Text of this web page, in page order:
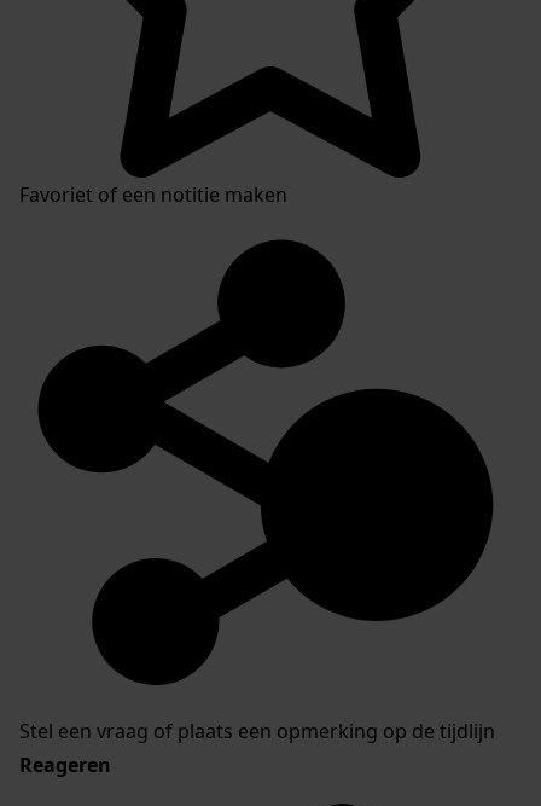
Favoriet of een notitie maken
Stel een vraag of plaats een opmerking op de tijdlijn
Reageren